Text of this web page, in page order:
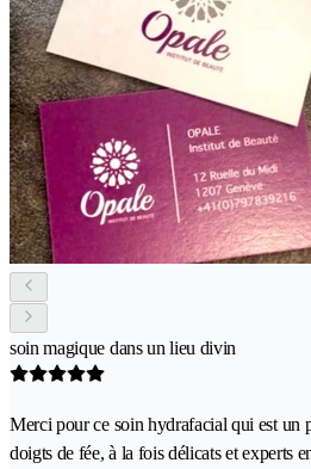
soin magique dans un lieu divin
Merci pour ce soin hydrafacial qui est un
doigts de fée, à la fois délicats et experts